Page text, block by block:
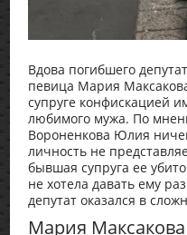
Вдова погибшего
певица Мария
супруге конфискацией
любимого мужа. По
Вороненкова Юлия
личность не
бывшая супруга ее
не хотела давать ему
депутат оказался в
Мария